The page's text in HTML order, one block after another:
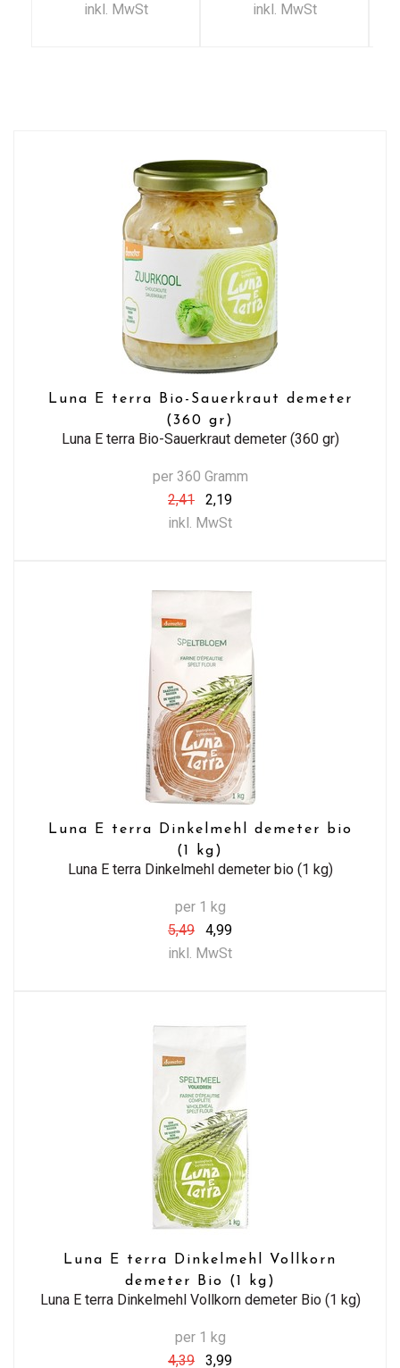
inkl. MwSt
inkl. MwSt
Luna E terra Bio-Sauerkraut demeter
(360 gr)
Luna E terra Bio-Sauerkraut demeter (360 gr)
per 360 Gramm
2,41
2,19
inkl. MwSt
Luna E terra Dinkelmehl demeter bio
(1 kg)
Luna E terra Dinkelmehl demeter bio (1 kg)
per 1 kg
5,49
4,99
inkl. MwSt
Luna E terra Dinkelmehl Vollkorn
demeter Bio (1 kg)
Luna E terra Dinkelmehl Vollkorn demeter Bio (1 kg)
per 1 kg
4,39
3,99